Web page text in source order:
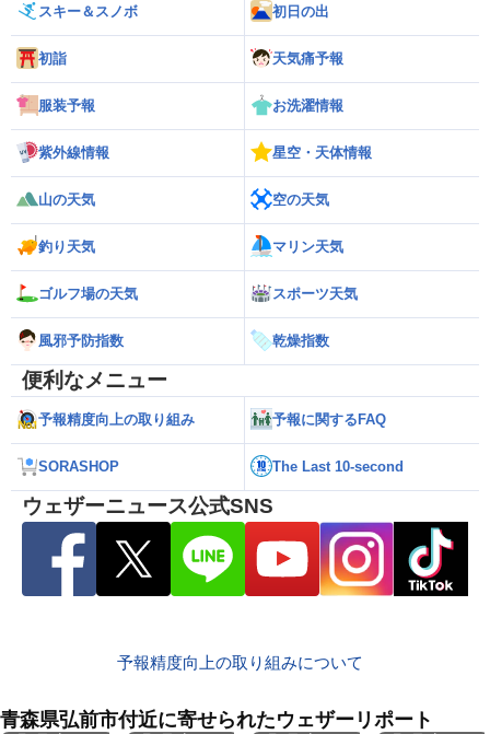
スキー＆スノボ 初日の出
初詣 天気痛予報
服装予報 お洗濯情報
紫外線情報 星空・天体情報
山の天気 空の天気
釣り天気 マリン天気
ゴルフ場の天気 スポーツ天気
風邪予防指数 乾燥指数
便利なメニュー
予報精度向上の取り組み 予報に関するFAQ
SORASHOP The Last 10-second
ウェザーニュース公式SNS
予報精度向上の取り組みについて
青森県弘前市付近に寄せられたウェザーリポート